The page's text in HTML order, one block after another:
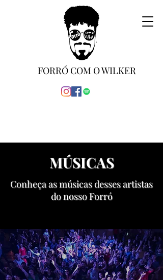
FORRÓ COM O WILKER
MÚSICAS
Conheça as músicas desses artistas
do nosso Forró